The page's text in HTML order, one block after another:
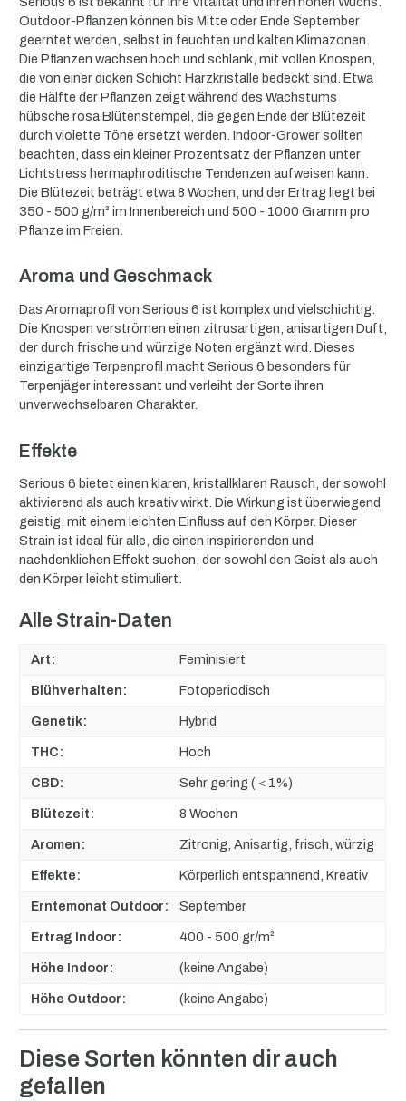
Outdoor-Pflanzen können bis Mitte oder Ende September
geerntet werden, selbst in feuchten und kalten Klimazonen.
Die Pflanzen wachsen hoch und schlank, mit vollen Knospen,
die von einer dicken Schicht Harzkristalle bedeckt sind. Etwa
die Hälfte der Pflanzen zeigt während des Wachstums
hübsche rosa Blütenstempel, die gegen Ende der Blütezeit
durch violette Töne ersetzt werden. Indoor-Grower sollten
beachten, dass ein kleiner Prozentsatz der Pflanzen unter
Lichtstress hermaphroditische Tendenzen aufweisen kann.
Die Blütezeit beträgt etwa 8 Wochen, und der Ertrag liegt bei
350 - 500 g/m² im Innenbereich und 500 - 1000 Gramm pro
Pflanze im Freien.
Aroma und Geschmack
Das Aromaprofil von Serious 6 ist komplex und vielschichtig.
Die Knospen verströmen einen zitrusartigen, anisartigen Duft,
der durch frische und würzige Noten ergänzt wird. Dieses
einzigartige Terpenprofil macht Serious 6 besonders für
Terpenjäger interessant und verleiht der Sorte ihren
unverwechselbaren Charakter.
Effekte
Serious 6 bietet einen klaren, kristallklaren Rausch, der sowohl
aktivierend als auch kreativ wirkt. Die Wirkung ist überwiegend
geistig, mit einem leichten Einfluss auf den Körper. Dieser
Strain ist ideal für alle, die einen inspirierenden und
nachdenklichen Effekt suchen, der sowohl den Geist als auch
den Körper leicht stimuliert.
Alle Strain-Daten
Art: Feminisiert
Blühverhalten: Fotoperiodisch
Genetik: Hybrid
THC: Hoch
CBD: Sehr gering (＜1%)
Blütezeit: 8 Wochen
Aromen: Zitronig, Anisartig, frisch, würzig
Effekte: Körperlich entspannend, Kreativ
Erntemonat Outdoor: September
Ertrag Indoor: 400 - 500 gr/m²
Höhe Indoor: (keine Angabe)
Höhe Outdoor: (keine Angabe)
Produktgalerie überspringen
Diese Sorten könnten dir auch
gefallen